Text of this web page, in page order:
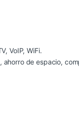
VoIP, WiFi.
ahorro de espacio,